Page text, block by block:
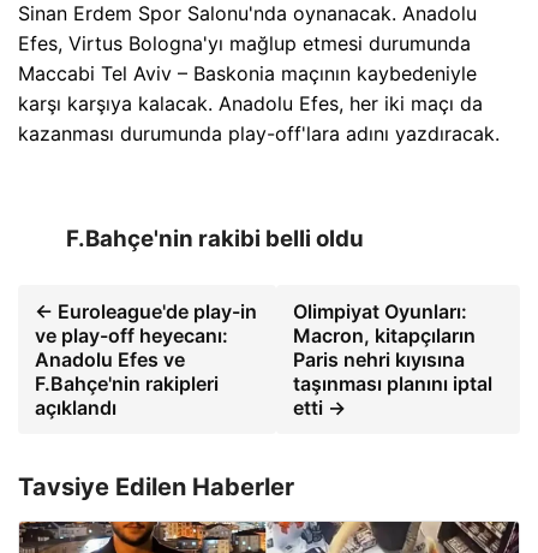
Sinan Erdem Spor Salonu'nda oynanacak. Anadolu
Efes, Virtus Bologna'yı mağlup etmesi durumunda
Maccabi Tel Aviv – Baskonia maçının kaybedeniyle
karşı karşıya kalacak. Anadolu Efes, her iki maçı da
kazanması durumunda play-off'lara adını yazdıracak.
F.Bahçe'nin rakibi belli oldu
← Euroleague'de play-in
ve play-off heyecanı:
Anadolu Efes ve
F.Bahçe'nin rakipleri
açıklandı
Olimpiyat Oyunları:
Macron, kitapçıların
Paris nehri kıyısına
taşınması planını iptal
etti →
Tavsiye Edilen Haberler